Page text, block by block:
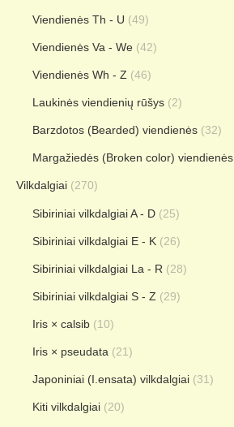
Viendienės Th - U (49)
Viendienės Va - We (42)
Viendienės Wh - Z (46)
Laukinės viendienių rūšys (2)
Barzdotos (Bearded) viendienės (32)
Margažiedės (Broken color) viendienės
Vilkdalgiai (270)
Sibiriniai vilkdalgiai A - D (25)
Sibiriniai vilkdalgiai E - K (26)
Sibiriniai vilkdalgiai La - R (28)
Sibiriniai vilkdalgiai S - Z (29)
Iris × calsib (10)
Iris × pseudata (21)
Japoniniai (I.ensata) vilkdalgiai (31)
Kiti vilkdalgiai (20)